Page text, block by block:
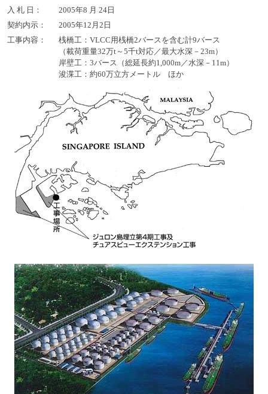
へ
動
入 札 日：
2005年8 月 24日
契約内示：
2005年12月2日
工事内容：
桟橋工：VLCC用桟橋2バースを含む計9バース
（載荷重量32万t～5千t対応／最大水深－23m）
岸壁工：3バース（総延長約1,000m／水深－11m）
浚渫工：約60万立方メートル ほか